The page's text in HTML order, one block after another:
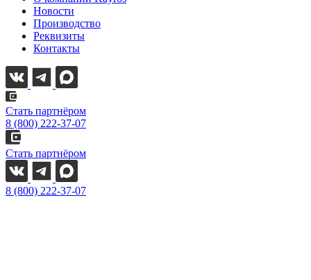
Новости
Производство
Реквизиты
Контакты
Стать партнёром
8 (800) 222-37-07
Стать партнёром
8 (800) 222-37-07